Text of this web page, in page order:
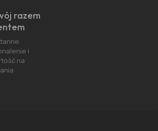
razem
i
na